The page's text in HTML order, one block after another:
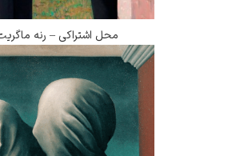
محل اشتراکی – رنه ماگریت